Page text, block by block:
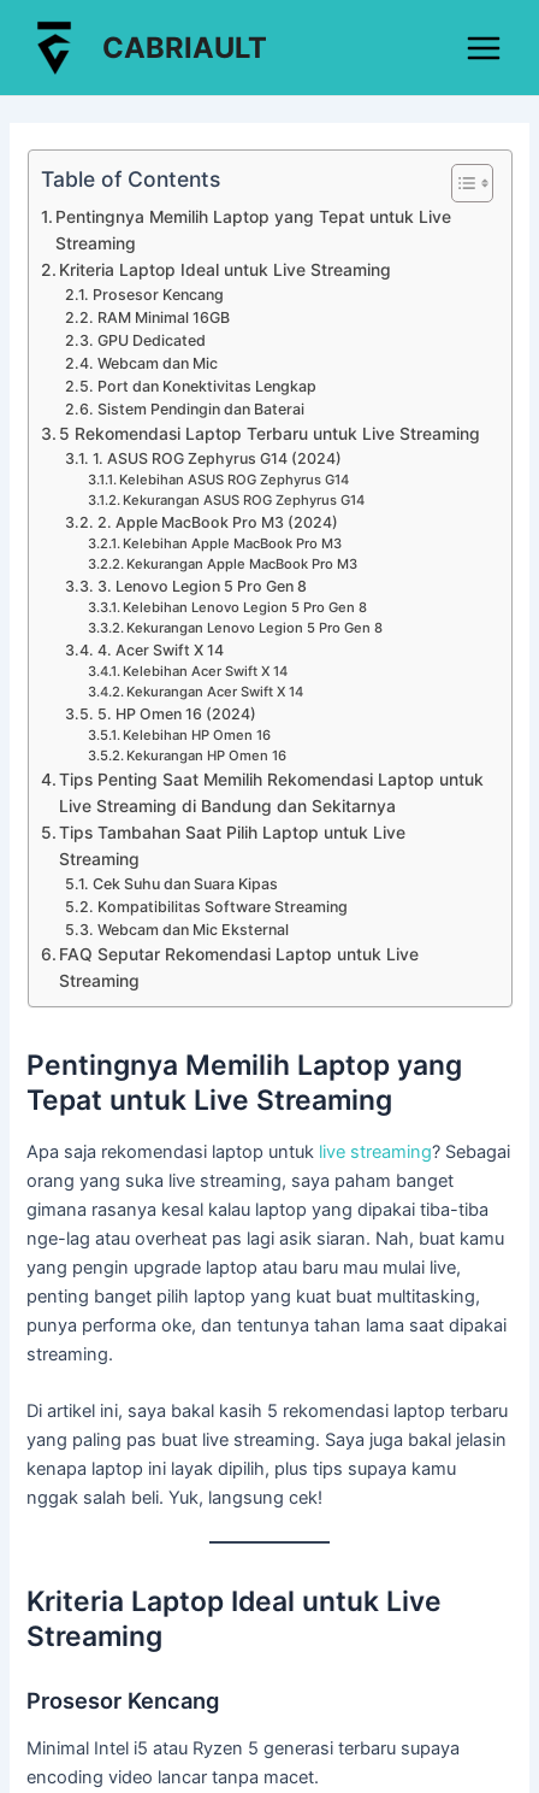
konten
CABRIAULT
Menu
Table of Contents
Pentingnya Memilih Laptop yang Tepat untuk Live
Streaming
Kriteria Laptop Ideal untuk Live Streaming
Prosesor Kencang
RAM Minimal 16GB
GPU Dedicated
Webcam dan Mic
Port dan Konektivitas Lengkap
Sistem Pendingin dan Baterai
5 Rekomendasi Laptop Terbaru untuk Live Streaming
1. ASUS ROG Zephyrus G14 (2024)
Kelebihan ASUS ROG Zephyrus G14
Kekurangan ASUS ROG Zephyrus G14
2. Apple MacBook Pro M3 (2024)
Kelebihan Apple MacBook Pro M3
Kekurangan Apple MacBook Pro M3
3. Lenovo Legion 5 Pro Gen 8
Kelebihan Lenovo Legion 5 Pro Gen 8
Kekurangan Lenovo Legion 5 Pro Gen 8
4. Acer Swift X 14
Kelebihan Acer Swift X 14
Kekurangan Acer Swift X 14
5. HP Omen 16 (2024)
Kelebihan HP Omen 16
Kekurangan HP Omen 16
Tips Penting Saat Memilih Rekomendasi Laptop untuk
Live Streaming di Bandung dan Sekitarnya
Tips Tambahan Saat Pilih Laptop untuk Live
Streaming
Cek Suhu dan Suara Kipas
Kompatibilitas Software Streaming
Webcam dan Mic Eksternal
FAQ Seputar Rekomendasi Laptop untuk Live
Streaming
Pentingnya Memilih Laptop yang
Tepat untuk Live Streaming
Apa saja rekomendasi laptop untuk live streaming? Sebagai
orang yang suka live streaming, saya paham banget
gimana rasanya kesal kalau laptop yang dipakai tiba-tiba
nge-lag atau overheat pas lagi asik siaran. Nah, buat kamu
yang pengin upgrade laptop atau baru mau mulai live,
penting banget pilih laptop yang kuat buat multitasking,
punya performa oke, dan tentunya tahan lama saat dipakai
streaming.
Di artikel ini, saya bakal kasih 5 rekomendasi laptop terbaru
yang paling pas buat live streaming. Saya juga bakal jelasin
kenapa laptop ini layak dipilih, plus tips supaya kamu
nggak salah beli. Yuk, langsung cek!
Kriteria Laptop Ideal untuk Live
Streaming
Prosesor Kencang
Minimal Intel i5 atau Ryzen 5 generasi terbaru supaya
encoding video lancar tanpa macet.
navigation